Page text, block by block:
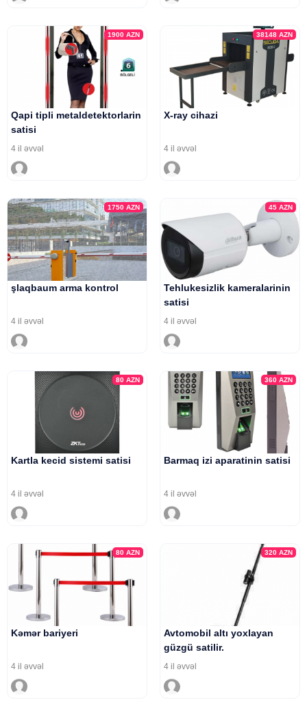
1900AZN
Qapi tipli metaldetektorlarin
satisi
4 il əvvəl
38148 AZN
X-ray cihazi
4 il əvvəl
1750AZN
şlaqbaum arma kontrol
4 il əvvəl
45 AZN
Tehlukesizlik kameralarinin
satisi
4 il əvvəl
80AZN
Kartla kecid sistemi satisi
4 il əvvəl
360 AZN
Barmaq izi aparatinin satisi
4 il əvvəl
80AZN
Kəmər bariyeri
4 il əvvəl
320 AZN
Avtomobil altı yoxlayan
güzgü satilir.
4 il əvvəl